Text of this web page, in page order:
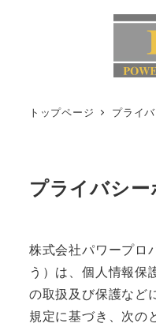
トップページ プライ
プライバシ
株式会社パワープロ
う）は、個人情報保
の取扱及び保護など
規定に基づき、次の